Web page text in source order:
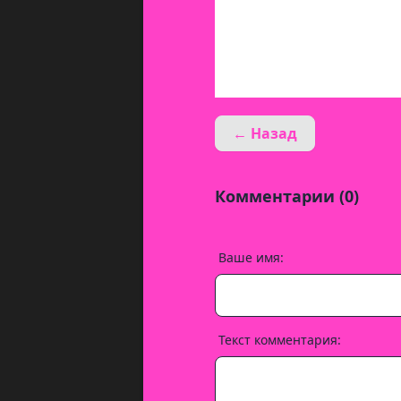
← Назад
Комментарии (0)
Ваше имя:
Текст комментария: